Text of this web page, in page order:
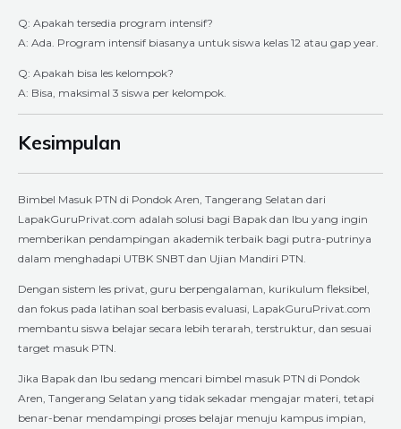
Q: Apakah tersedia program intensif?
A: Ada. Program intensif biasanya untuk siswa kelas 12 atau gap year.
Q: Apakah bisa les kelompok?
A: Bisa, maksimal 3 siswa per kelompok.
Kesimpulan
Bimbel Masuk PTN di Pondok Aren, Tangerang Selatan dari
LapakGuruPrivat.com adalah solusi bagi Bapak dan Ibu yang ingin
memberikan pendampingan akademik terbaik bagi putra-putrinya
dalam menghadapi UTBK SNBT dan Ujian Mandiri PTN.
Dengan sistem les privat, guru berpengalaman, kurikulum fleksibel,
dan fokus pada latihan soal berbasis evaluasi, LapakGuruPrivat.com
membantu siswa belajar secara lebih terarah, terstruktur, dan sesuai
target masuk PTN.
Jika Bapak dan Ibu sedang mencari bimbel masuk PTN di Pondok
Aren, Tangerang Selatan yang tidak sekadar mengajar materi, tetapi
benar-benar mendampingi proses belajar menuju kampus impian,